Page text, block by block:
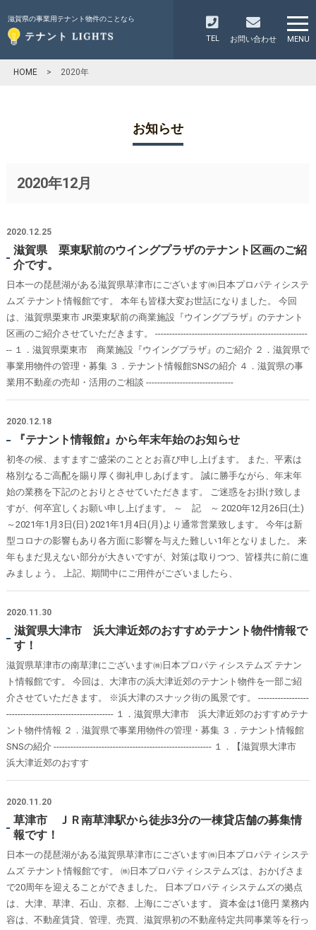
滋賀県の事業用テナント物件のことなら
TEL お問い合わせ MENU
HOME > 2020年
お知らせ
2020年12月
2020.12.25
滋賀県 栗東駅前のウイングプラザのテナント区画のご紹
介です。
日本一の琵琶湖がある滋賀県草津市にございます㈱日本プロパティシステ
ムズ テナント情報館です。 本年も皆様大変お世話になりました。 今回
は、滋賀県栗東市 JR栗東駅前の商業施設『ウイングプラザ』のテナント
区画のご紹介させていただきます。 ------------------------------------------------------
-- １．滋賀県栗東市 商業施設『ウイングプラザ』のご紹介 ２．滋賀県で
事業用物件の管理・募集 ３．テナント情報館SNSの紹介 ４．滋賀県の事
業用不動産の売却・活用のご相談 -------------------------------
2020.12.18
『テナント情報館』から年末年始のお知らせ
初冬の候、ますますご盛栄のこととお喜び申し上げます。 また、平素は
格別なるご高配を賜り厚く御礼申しあげます。 誠に勝手ながら、年末年
始の業務を下記のとおりとさせていただきます。 ご迷惑をお掛け致しま
すが、何卒宜しくお願い申し上げます。 ～ 記 ～ 2020年12月26日(土)
～2021年1月3日(日) 2021年1月4日(月)より通常営業致します。 今年は新
型コロナの影響もあり各方面に影響を与えた難しい1年となりました。 来
年もまだ見えない部分が大きいですが、対策は取りつつ、皆様共に前に進
みましょう。 上記、期間中にご用件がございましたら、
2020.11.30
滋賀県大津市 浜大津近郊のおすすめテナント物件情報で
す！
滋賀県草津市の南草津にございます㈱日本プロパティシステムズ テナン
ト情報館です。 今回は、大津市の浜大津近郊のテナント物件を一部ご紹
介させていただきます。 ※浜大津のスナック街の風景です。 ------------------
-------------------------------------- １．滋賀県大津市 浜大津近郊のおすすめテナ
ント物件情報 ２．滋賀県で事業用物件の管理・募集 ３．テナント情報館
SNSの紹介 -------------------------------------------------------- １．【滋賀県大津市
浜大津近郊のおすす
2020.11.20
草津市 ＪＲ南草津駅から徒歩3分の一棟貸店舗の募集情
報です！
日本一の琵琶湖がある滋賀県草津市にございます㈱日本プロパティシステ
ムズ テナント情報館です。 ㈱日本プロパティシステムズは、おかげさま
で20周年を迎えることができました。 日本プロパティシステムズの拠点
は、大津、草津、石山、京都、上海にございます。 資本金は1億円 業務内
容は、不動産賃貸、管理、売買、滋賀県初の不動産特定共同事業等を行っ